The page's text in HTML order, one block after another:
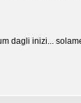
dagli inizi...